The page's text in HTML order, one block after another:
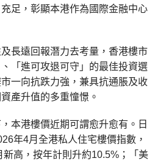
足，彰顯本港作為國際金融中心
長遠回報潛力去考量，香港樓市
「進可攻退可守」的最佳投資選
一向抗跌力強，兼具抗通脹及收
產升值的多重憧憬。
本港樓價近期可謂愈升愈有。日
年4月全港私人住宅樓價指數，
高，按年計則升約10.5%；「美